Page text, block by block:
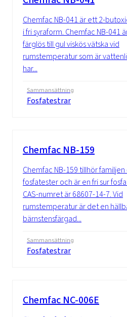
Chemfac NB-041 är ett 2-
i fri syraform. Chemfac NB-041
färglös till gul viskös vätska vid
rumstemperatur som är
har...
Sammansättning
Fosfatestrar
Chemfac NB-159
Chemfac NB-159 tillhör
fosfatester och är en fri sur
CAS-numret är 68607-14-7. Vid
rumstemperatur är det en
bärnstensfärgad...
Sammansättning
Fosfatestrar
Chemfac NC-006E